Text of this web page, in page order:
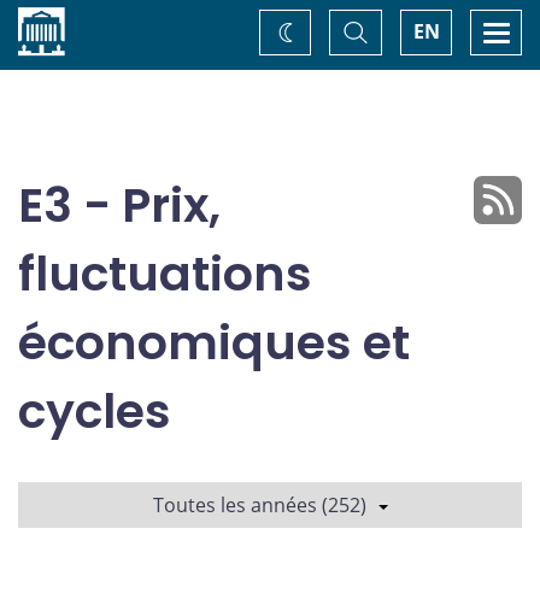
Accueil EN
Basculer
la
recherche
Changez
de
E3 - Prix,
fluctuations
économiques et
cycles
Toutes les années (252)